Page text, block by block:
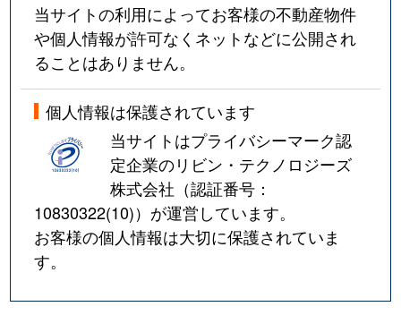
当サイトの利用によってお客様の不動産物件
や個人情報が許可なくネットなどに公開され
ることはありません。
個人情報は保護されています
当サイトはプライバシーマーク認
定企業のリビン・テクノロジーズ
株式会社（認証番号：
10830322(10)）が運営しています。
お客様の個人情報は大切に保護されていま
す。